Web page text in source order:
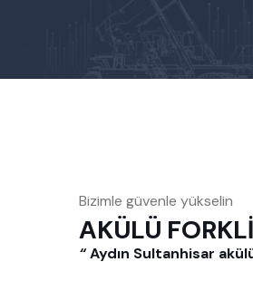
Bizimle güvenle yükselin
AKÜLÜ
“Aydın Sultanhisar